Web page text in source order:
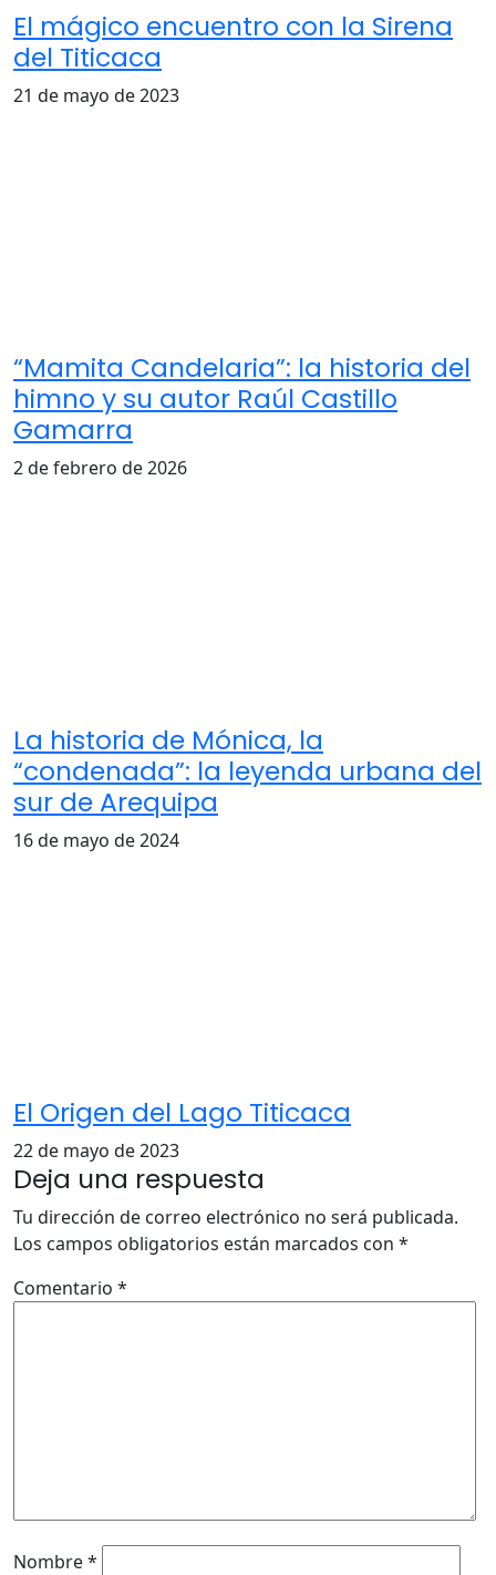
El mágico encuentro con la Sirena
del Titicaca
21 de mayo de 2023
“Mamita Candelaria”: la historia del
himno y su autor Raúl Castillo
Gamarra
2 de febrero de 2026
La historia de Mónica, la
“condenada”: la leyenda urbana del
sur de Arequipa
16 de mayo de 2024
El Origen del Lago Titicaca
22 de mayo de 2023
Deja una respuesta
Tu dirección de correo electrónico no será publicada.
Los campos obligatorios están marcados con *
Comentario *
Nombre*